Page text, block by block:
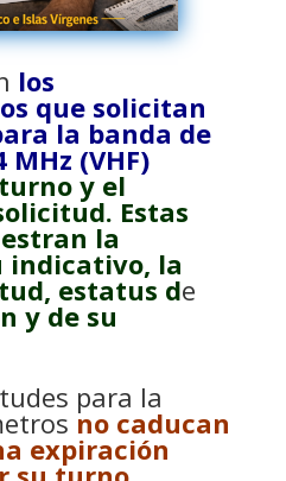
los
que solicitan
la banda de
MHz (VHF)
y el
Estas
la
indicativo, la
estatus de
y de su
para la
no caducan
expiración